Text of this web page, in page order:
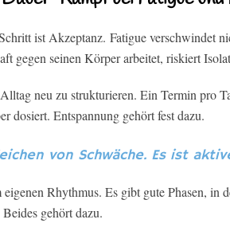
ist Akzeptanz. Fatigue verschwindet
gegen seinen Körper arbeitet, riskiert
neu zu strukturieren. Ein Termin pro
dosiert. Entspannung gehört fest dazu.
von Schwäche. Es ist
Rhythmus. Es gibt gute Phasen, in
gehört dazu.